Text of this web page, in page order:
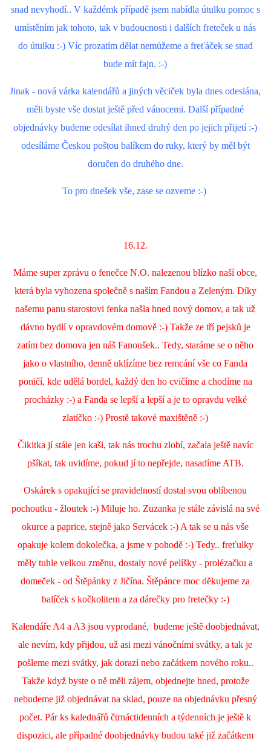
snad nevyhodí.. V každémk případě jsem nabídla útulku pomoc s
umístěním jak tohoto, tak v budoucnosti i dalších freteček u nás
do útulku :-) Víc prozatím dělat nemůžeme a freťáček se snad
bude mít fajn. :-)
Jinak - nová várka kalendářů a jiných věciček byla dnes odeslána,
měli byste vše dostat ještě před vánocemi. Další případné
objednávky budeme odesílat ihned druhý den po jejich přijetí :-)
odesíláme Českou poštou balíkem do ruky, který by měl být
doručen do druhého dne.
To pro dnešek vše, zase se ozveme :-)
16.12.
Máme super zprávu o fenečce N.O. nalezenou blízko naší obce,
která byla vyhozena společně s naším Fandou a Zeleným. Díky
našemu panu starostovi fenka našla hned nový domov, a tak už
dávno bydlí v opravdovém domově :-) Takže ze tří pejsků je
zatím bez domova jen náš Fanoušek.. Tedy, staráme se o něho
jako o vlastního, denně uklízíme bez remcání vše co Fanda
poničí, kde udělá bordel, každý den ho cvičíme a chodíme na
procházky :-) a Fanda se lepší a lepší a je to opravdu velké
zlatíčko :-) Prostě takové maxištěně :-)
Čikitka jí stále jen kaši, tak nás trochu zlobí, začala ještě navíc
pšíkat, tak uvidíme, pokud jí to nepřejde, nasadíme ATB.
Oskárek s opakující se pravidelností dostal svou oblíbenou
pochoutku - žloutek :-) Miluje ho. Zuzanka je stále závislá na své
okurce a paprice, stejně jako Servácek :-) A tak se u nás vše
opakuje kolem dokolečka, a jsme v pohodě :-) Tedy.. freťulky
měly tuhle velkou změnu, dostaly nové pelíšky - prolézačku a
domeček - od Štěpánky z Jičína. Štěpánce moc děkujeme za
balíček s kočkolitem a za dárečky pro fretečky :-)
Kalendáře A4 a A3 jsou vyprodané, budeme ještě doobjednávat,
ale nevím, kdy přijdou, už asi mezi vánočními svátky, a tak je
pošleme mezi svátky, jak dorazí nebo začátkem nového roku..
Takže když byste o ně měli zájem, objednejte hned, protože
nebudeme již objednávat na sklad, pouze na objednávku přesný
počet. Pár ks kalednářů čtrnáctidenních a týdenních je ještě k
dispozici, ale případné doobjednávky budou také již začátkem